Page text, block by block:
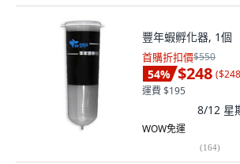
豐年蝦孵化器, 1個
首購折扣價$550
54% $248 (
運費 $195
8/12 星
WOW免運
(164)